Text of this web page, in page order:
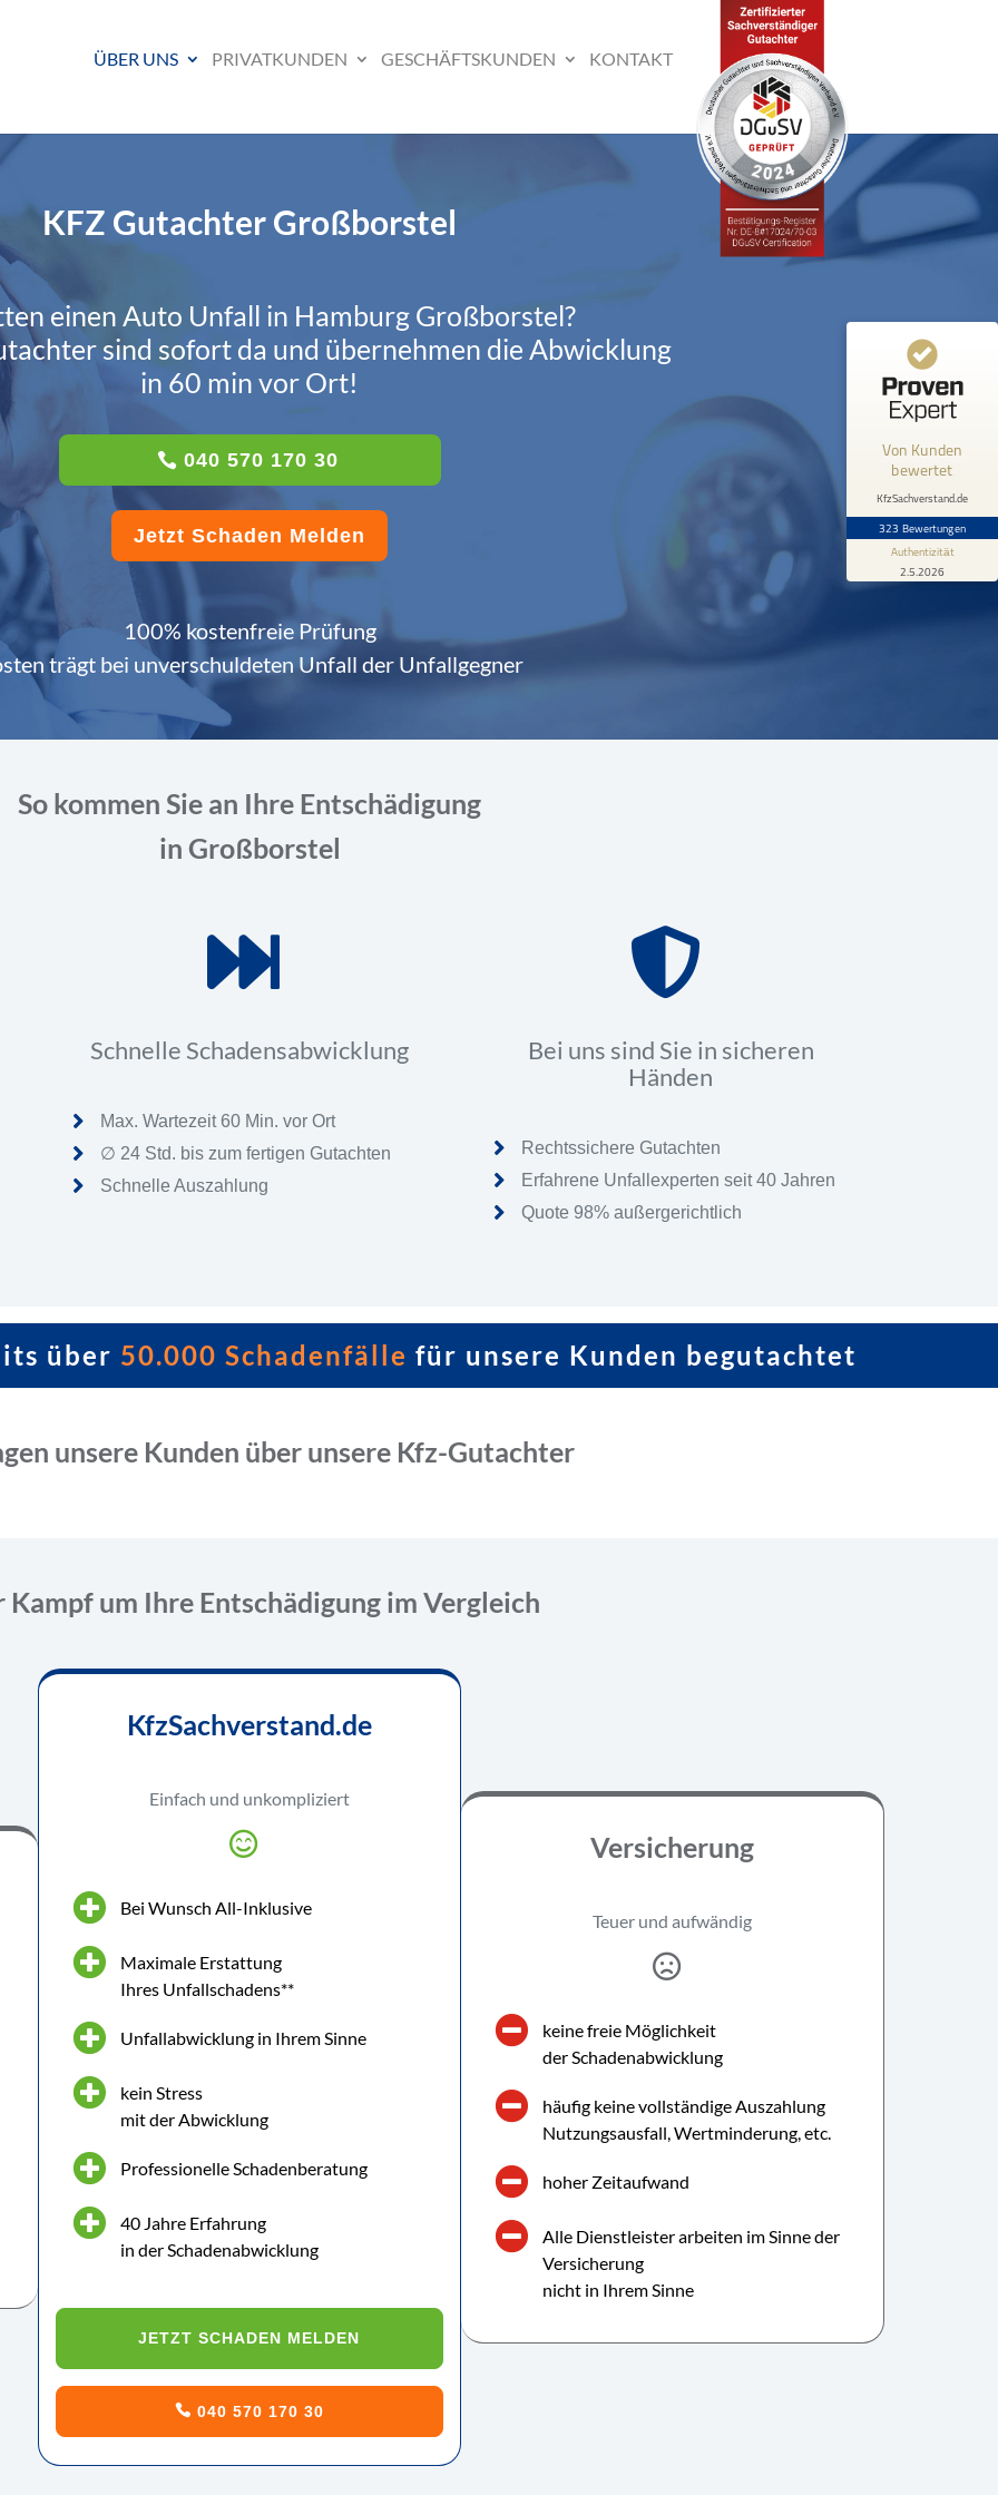
ÜBER UNS PRIVATKUNDEN GESCHÄFTSKUNDEN KONTAKT
KFZ Gutachter Großborstel
einen Auto Unfall in Hamburg Großborstel?
sind sofort da und übernehmen die Abwicklung
in 60 min vor Ort!
040 570 170 30
Jetzt Schaden Melden
100% kostenfreie Prüfung
trägt bei unverschuldeten Unfall der Unfallgegner
So kommen Sie an Ihre Entschädigung
in Großborstel
Schnelle Schadensabwicklung
Max. Wartezeit 60 Min. vor Ort
∅ 24 Std. bis zum fertigen Gutachten
Schnelle Auszahlung
Bei uns sind Sie in sicheren
Händen
Rechtssichere Gutachten
Erfahrene Unfallexperten seit 40 Jahren
Quote 98% außergerichtlich
über 50.000 Schadenfälle für unsere Kunden begutachtet
unsere Kunden über unsere Kfz-Gutachter
Kampf um Ihre Entschädigung im Vergleich
KfzSachverstand.de
Einfach und unkompliziert
Bei Wunsch All-Inklusive
Maximale Erstattung
Ihres Unfallschadens**
Unfallabwicklung in Ihrem Sinne
kein Stress
mit der Abwicklung
Professionelle Schadenberatung
40 Jahre Erfahrung
in der Schadenabwicklung
JETZT SCHADEN MELDEN
040 570 170 30
Versicherung
Teuer und aufwändig
keine freie Möglichkeit
der Schadenabwicklung
häufig keine vollständige Auszahlung
Nutzungsausfall, Wertminderung, etc.
hoher Zeitaufwand
Alle Dienstleister arbeiten im Sinne der
Versicherung
nicht in Ihrem Sinne
Von Kunden
bewertet
KfzSachverstand.de
323 Bewertungen
Authentizität
2.5.2026